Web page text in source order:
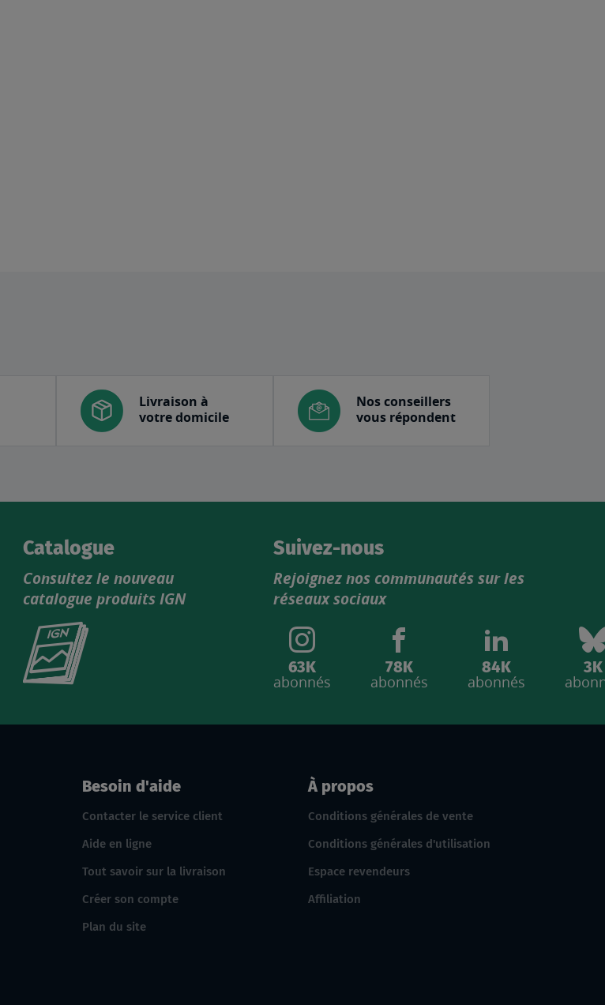
Livraison à
votre domicile
Nos conseillers
vous répondent
Catalogue
Consultez le nouveau
catalogue produits IGN
Consultez
produits
Suivez-nous
Rejoignez nos communautés sur les
réseaux sociaux
63K
abonnés
78K
abonnés
84K
abonnés
3K
Besoin d'aide
Contacter le service client
Aide en ligne
Tout savoir sur la livraison
Créer son compte
Plan du site
À propos
Conditions générales de vente
Conditions générales d'utilisation
Espace revendeurs
Affiliation